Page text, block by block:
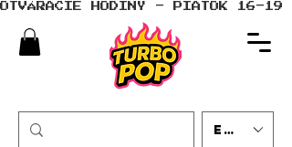
OTVÁRACIE HODINY - PIATOK 16-19
EUR (€)